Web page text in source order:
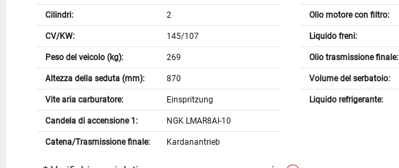
Cilindri: 2
CV/KW: 145/107
Peso del veicolo (kg): 269
Altezza della seduta (mm): 870
Vite aria carburatore: Einspritzung
Candela di accensione 1: NGK LMAR8AI-10
Catena/Trasmissione finale: Kardanantrieb
Olio motore con filtro:
Liquido freni:
Olio trasmissione finale:
Volume del serbatoio:
Liquido refrigerante: